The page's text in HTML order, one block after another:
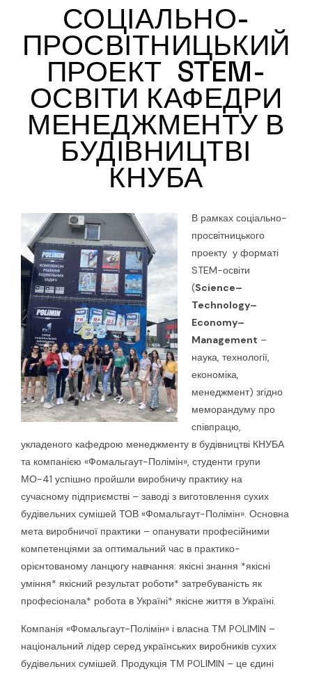
СОЦІАЛЬНО-
ПРОСВІТНИЦЬКИЙ
ПРОЕКТ STEM-
ОСВІТИ КАФЕДРИ
МЕНЕДЖМЕНТУ В
БУДІВНИЦТВІ
КНУБА
В рамках соціально-
просвітницького
проекту у форматі
STEM-освіти
(Science–
Technology–
Economy–
Management –
наука, технології,
економіка,
менеджмент) згідно
меморандуму про
співпрацю,
укладеного кафедрою менеджменту в будівництві КНУБА
та компанією «Фомальгаут-Полімін», студенти групи
МО-41 успішно пройшли виробничу практику на
сучасному підприємстві – заводі з виготовлення сухих
будівельних сумішей ТОВ «Фомальгаут-Полімін». Основна
мета виробничої практики – опанувати професійними
компетенціями за оптимальний час в практико-
орієнтованому ланцюгу навчання: якісні знання *якісні
уміння* якісний результат роботи* затребуваність як
професіонала* робота в Україні* якісне життя в Україні.
Компанія «Фомальгаут-Полімін» і власна ТМ POLIMIN –
національний лідер серед українських виробників сухих
будівельних сумішей. Продукція ТМ POLIMIN – це єдині